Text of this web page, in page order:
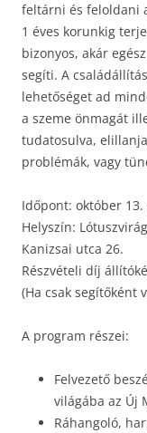
feltárni és feloldani
1 éves korunkig
bizonyos, akár
segíti. A
lehetőséget ad
a szeme önmagát
tudatosulva,
problémák, vagy
Időpont: október
Helyszín:
Kanizsai utca 26.
Részvételi díj
(Ha csak segítőként
A program részei:
Felvezető
világába az Új
Ráhangoló,